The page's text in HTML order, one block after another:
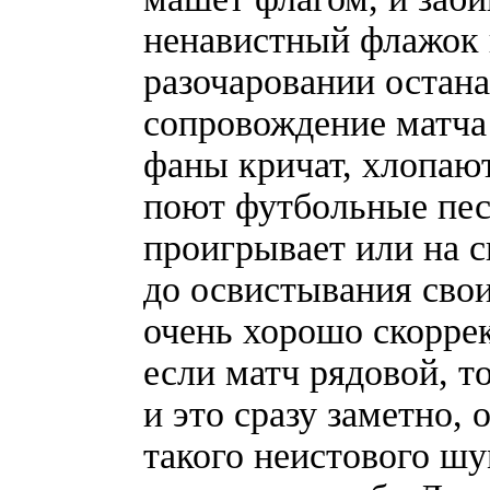
ненавистный флажок
разочаровании
сопровождение
фаны кричат,
поют футбольные
проигрывает или на
до освистывания
очень хорошо
если матч рядовой,
и это сразу заметно,
такого неистового